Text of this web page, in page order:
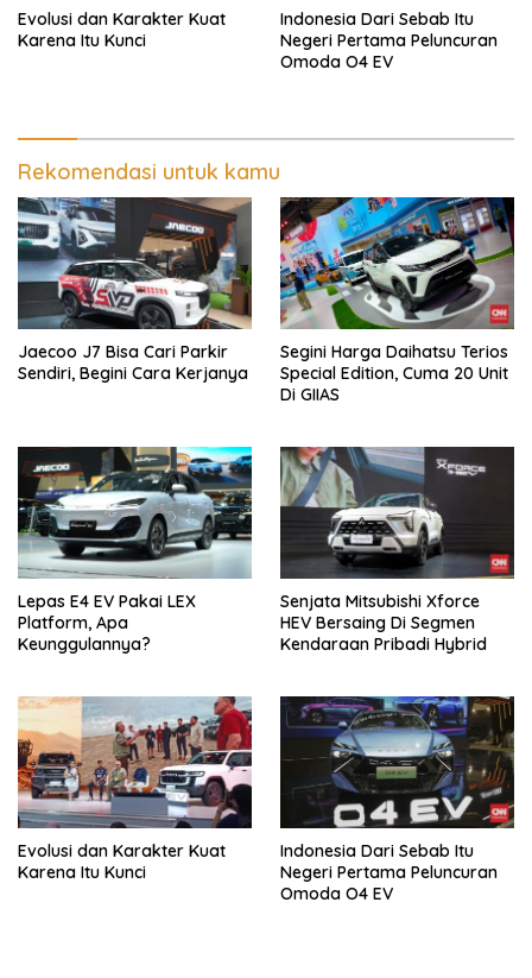
Evolusi dan Karakter Kuat
Karena Itu Kunci
Indonesia Dari Sebab Itu
Negeri Pertama Peluncuran
Omoda O4 EV
Rekomendasi untuk kamu
Jaecoo J7 Bisa Cari Parkir
Sendiri, Begini Cara Kerjanya
Segini Harga Daihatsu Terios
Special Edition, Cuma 20 Unit
Di GIIAS
Lepas E4 EV Pakai LEX
Platform, Apa
Keunggulannya?
Senjata Mitsubishi Xforce
HEV Bersaing Di Segmen
Kendaraan Pribadi Hybrid
Evolusi dan Karakter Kuat
Karena Itu Kunci
Indonesia Dari Sebab Itu
Negeri Pertama Peluncuran
Omoda O4 EV